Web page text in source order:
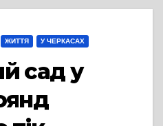
ЖИТТЯ У ЧЕРКАСАХ
сад у